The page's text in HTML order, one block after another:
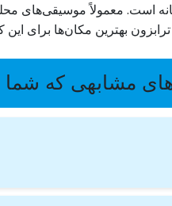
است. معمولاً موسیقی‌های
بهترین مکان‌ها برای این
مشابهی که شما